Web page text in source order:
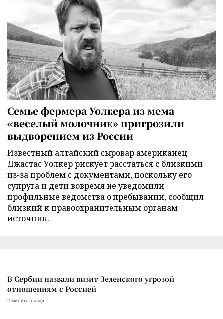
Семье фермера Уолкера из мема
«веселый молочник» пригрозили
выдворением из России
Известный алтайский сыровар американец
Джастас Уолкер рискует расстаться с близкими
из-за проблем с документами, поскольку его
супруга и дети вовремя не уведомили
профильные ведомства о пребывании, сообщил
близкий к правоохранительным органам
источник.
В Сербии назвали визит Зеленского угрозой
отношениям с Россией
2 минуты назад